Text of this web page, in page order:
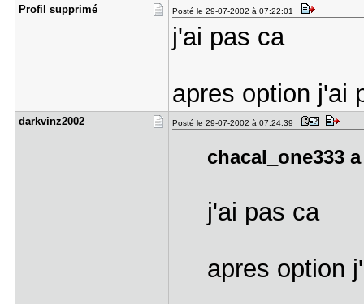
Profil sup​primé Posté le 29-07-2002 à 07:22:01
j'ai pas ca
apres option j'ai
darkvinz20​02 Posté le 29-07-2002 à 07:24:39
chacal_one333
j'ai pas ca
apres option